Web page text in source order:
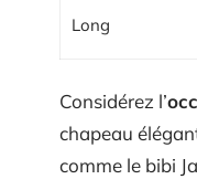
Long
Considérez l’
chapeau
comme le bibi